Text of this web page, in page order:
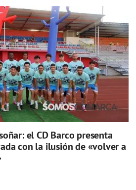
el CD Barco presenta
con la ilusión de «volver a